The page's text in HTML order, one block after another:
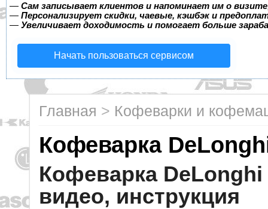
— Сам записывает клиентов и напоминает им о
— Персонализирует скидки, чаевые, кэшбэк и
— Увеличивает доходимость и помогает больше
Начать пользоваться сервисом
Главная > Кофеварки и
Кофеварка
Кофеварка
видео, инструкция